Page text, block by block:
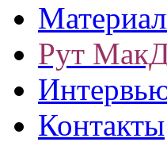
Рут
Контакты